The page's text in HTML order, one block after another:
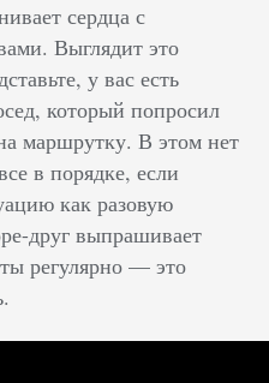
сердца с
Выглядит это
у вас есть
который попросил
маршрутку. В этом нет
в порядке, если
как разовую
друг выпрашивает
регулярно — это